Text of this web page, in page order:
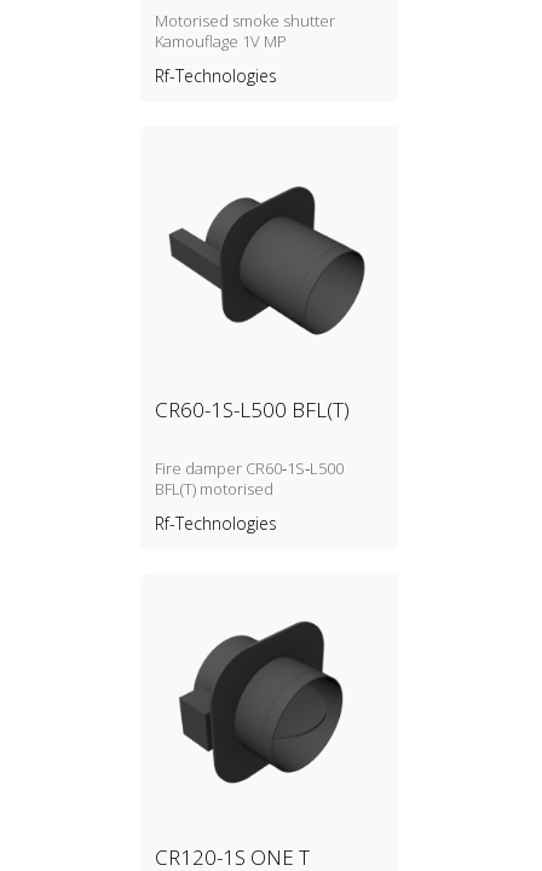
Motorised smoke shutter
Kamouflage 1V MP
Rf-Technologies
CR60-1S-L500 BFL(T)
Fire damper CR60‑1S‑L500
BFL(T) motorised
Rf-Technologies
CR120-1S ONE T